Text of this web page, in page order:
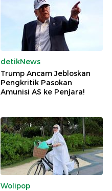
detikNews
Trump Ancam Jebloskan
Pengkritik Pasokan
Amunisi AS ke Penjara!
Wolipop